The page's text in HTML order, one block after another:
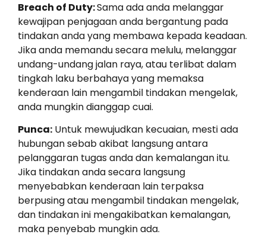
Breach of Duty:Sama ada anda melanggar
kewajipan penjagaan anda bergantung pada
tindakan anda yang membawa kepada keadaan.
Jika anda memandu secara melulu, melanggar
undang-undang jalan raya, atau terlibat dalam
tingkah laku berbahaya yang memaksa
kenderaan lain mengambil tindakan mengelak,
anda mungkin dianggap cuai.
Punca: Untuk mewujudkan kecuaian, mesti ada
hubungan sebab akibat langsung antara
pelanggaran tugas anda dan kemalangan itu.
Jika tindakan anda secara langsung
menyebabkan kenderaan lain terpaksa
berpusing atau mengambil tindakan mengelak,
dan tindakan ini mengakibatkan kemalangan,
maka penyebab mungkin ada.